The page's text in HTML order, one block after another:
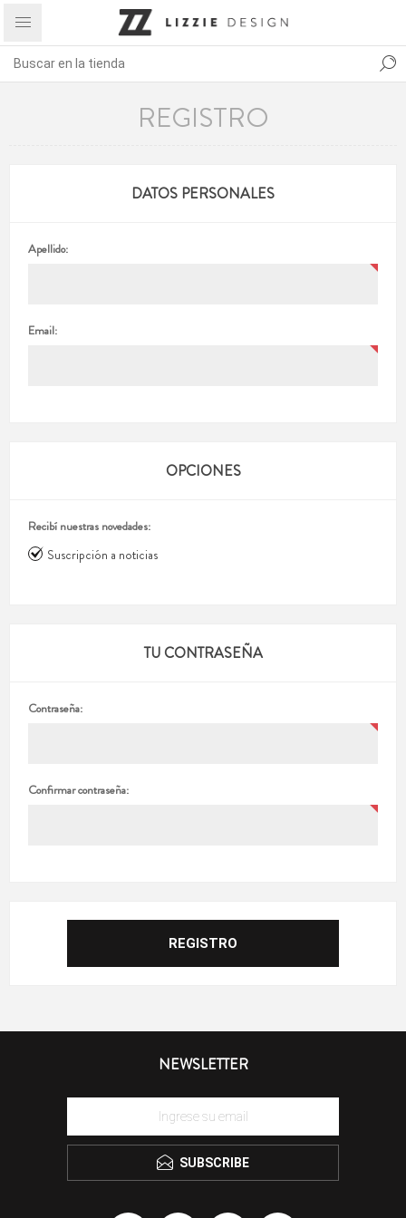
REGISTRO
DATOS PERSONALES
Apellido:
Email:
OPCIONES
Recibí nuestras novedades:
Suscripción a noticias
TU CONTRASEÑA
Contraseña:
Confirmar contraseña:
NEWSLETTER
SUBSCRIBE